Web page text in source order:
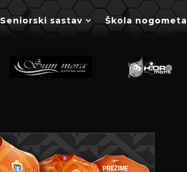
Seniorski sastav Škola nogometa